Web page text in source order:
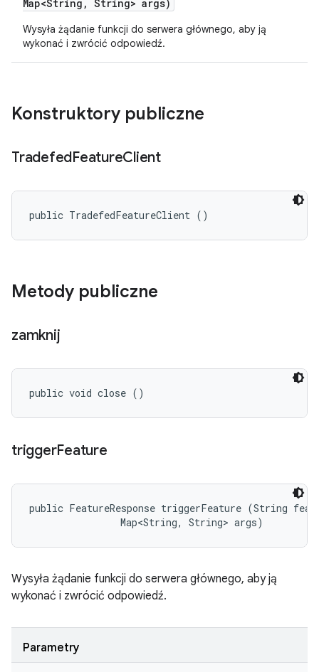
Map<String , String> args)
Wysyła żądanie funkcji do serwera głównego, aby ją
wykonać i zwrócić odpowiedź.
Konstruktory publiczne
TradefedFeatureClient
public TradefedFeatureClient ()
Metody publiczne
zamknij
public void close ()
triggerFeature
public FeatureResponse triggerFeature (String
                Map<String, String> args)
Wysyła żądanie funkcji do serwera głównego, aby ją
wykonać i zwrócić odpowiedź.
Parametry